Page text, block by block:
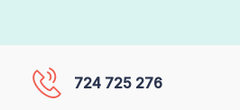
724 725 276